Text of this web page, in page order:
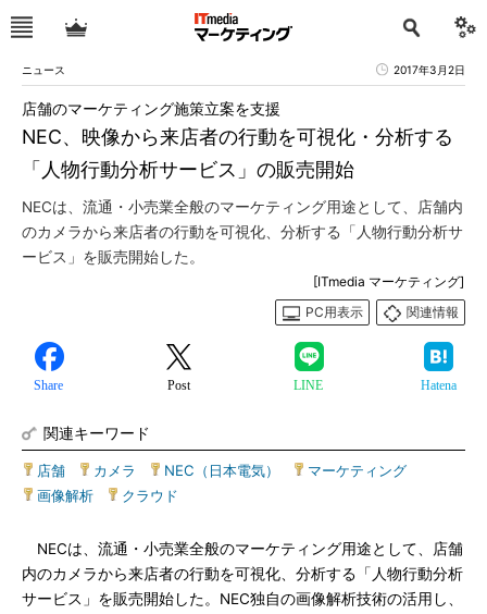
ニュース 2017年3月2日
NEC、映像から来店者の行動を可視化・分析する
「人物行動分析サービス」の販売開始
店舗のマーケティング施策立案を支援
NECは、流通・小売業全般のマーケティング用途として、店舗内
のカメラから来店者の行動を可視化、分析する「人物行動分析サ
ービス」を販売開始した。
[ITmedia マーケティング]
PC用表示
関連情報
Share Post LINE Hatena
関連キーワード
店舗 カメラ NEC（日本電気） マーケティング
画像解析
クラウド
NECは、流通・小売業全般のマーケティング用途として、店舗
内のカメラから来店者の行動を可視化、分析する「人物行動分析
サービス」を販売開始した。NEC独自の画像解析技術の活用し、